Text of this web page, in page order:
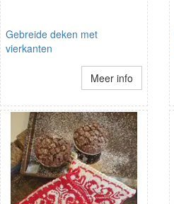
Gebreide deken met
vierkanten
Meer info